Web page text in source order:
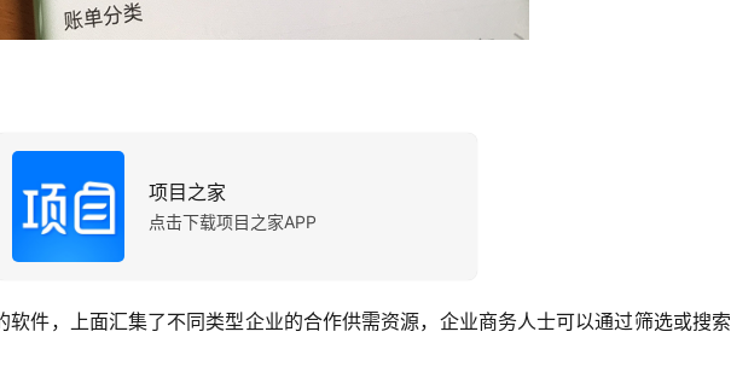
项目之家
点击下载项目之家APP
软件，上面汇集了不同类型企业的合作供需资源，企业商务人士可以通过筛选或搜索